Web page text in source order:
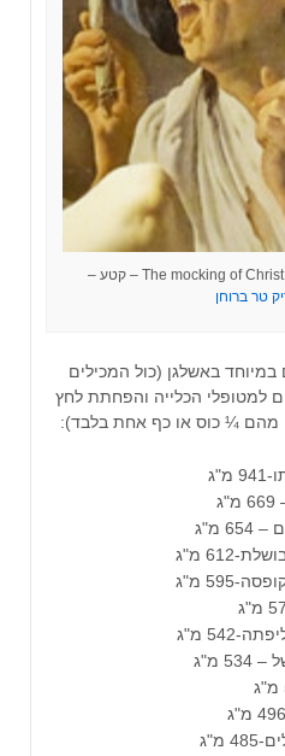
The mocking of – קטע –
טר ברוחן
במיוחד באשלגן (כול המכילים
אסורים למטופלי הכלייה והפחתת לחץ
מהם ¼ כוס או כף אחת בלבד):
595 מ"ג
542 מ"ג